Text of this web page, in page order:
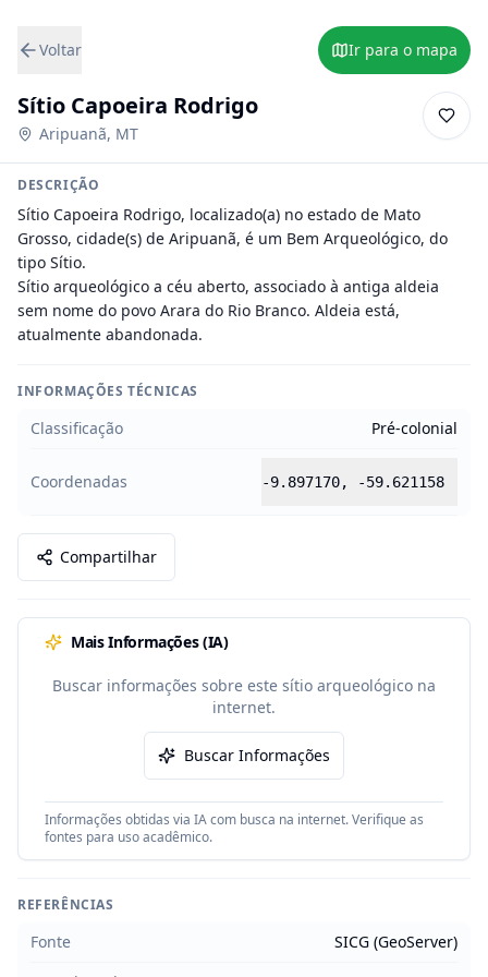
Voltar Ir para o mapa
Sítio Capoeira Rodrigo
Aripuanã, MT
DESCRIÇÃO
Sítio Capoeira Rodrigo, localizado(a) no estado de Mato
Grosso, cidade(s) de Aripuanã, é um Bem Arqueológico, do
tipo Sítio.
Sítio arqueológico a céu aberto, associado à antiga aldeia
sem nome do povo Arara do Rio Branco. Aldeia está,
atualmente abandonada.
INFORMAÇÕES TÉCNICAS
Classificação Pré-colonial
Coordenadas -9.897170, -59.621158
Compartilhar
Mais Informações (IA)
Buscar informações sobre este sítio arqueológico na
internet.
Buscar Informações
Informações obtidas via IA com busca na internet. Verifique as
fontes para uso acadêmico.
REFERÊNCIAS
Fonte
SICG (GeoServer)